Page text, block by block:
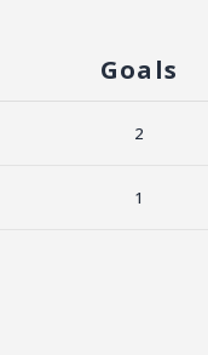
Goals
2
1